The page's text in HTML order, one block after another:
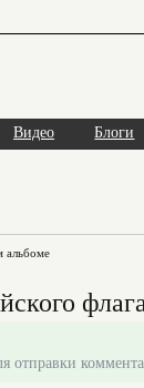
Видео Блоги
альбоме
отправки